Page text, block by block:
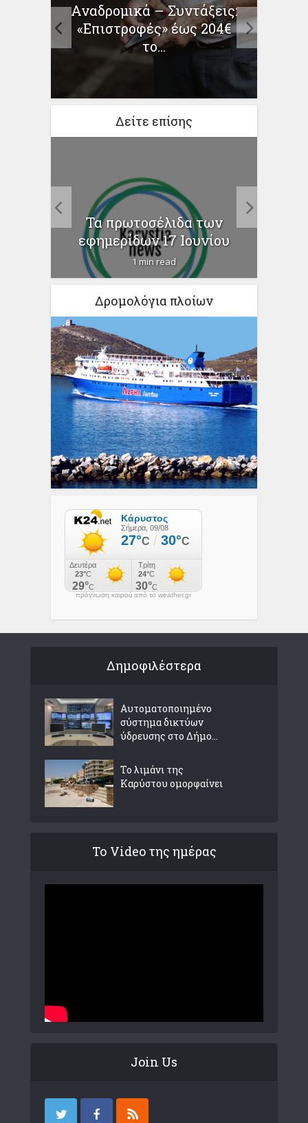
Αναδρομικά – Συντάξεις:
«Επιστροφές» έως 204€
το...
Δείτε επίσης
Τα πρωτοσέλιδα των
εφημερίδων 17 Ιουνίου
1 min read
Δρομολόγια πλοίων
πρόγνωση καιρού από το weather.gr
Δημοφιλέστερα
Αυτοματοποιημένο
σύστημα δικτύων
ύδρευσης στο Δήμο...
Το λιμάνι της
Καρύστου ομορφαίνει
Το Video της ημέρας
Join Us